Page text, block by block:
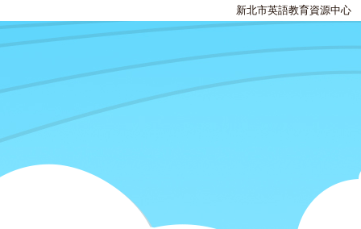
新北市英語教育資源中心